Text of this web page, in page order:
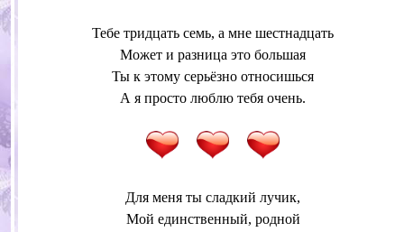
Тебе тридцать семь, а мне шестнадцать
Может и разница это большая
Ты к этому серьёзно относишься
А я просто люблю тебя очень.
Для меня ты сладкий лучик,
Мой единственный, родной